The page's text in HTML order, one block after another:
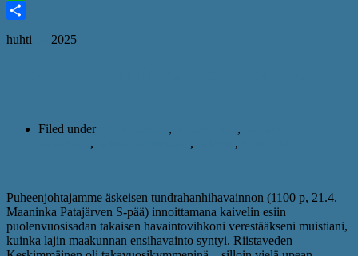
WhatsApp
huhti 2025
Filed under , ,
, , ,
Puheenjohtajamme äskeisen tundrahanhihavainnon (1100 p, 21.4.
Maaninka Patajärven S-pää) innoittamana kaivelin esiin
puolenvuosisadan takaisen havaintovihkoni verestääkseni muistiani,
kuinka lajin maakunnan ensihavainto syntyi. Riistaveden